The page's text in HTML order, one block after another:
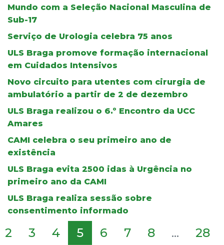
Mundo com a Seleção Nacional Masculina de
Sub-17
Serviço de Urologia celebra 75 anos
ULS Braga promove formação internacional
em Cuidados Intensivos
Novo circuito para utentes com cirurgia de
ambulatório a partir de 2 de dezembro
ULS Braga realizou o 6.º Encontro da UCC
Amares
CAMI celebra o seu primeiro ano de
existência
ULS Braga evita 2500 idas à Urgência no
primeiro ano da CAMI
ULS Braga realiza sessão sobre
consentimento informado
2 3 4 5 6 7 8 ... 28